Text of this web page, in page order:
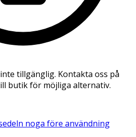
tillgänglig. Kontakta oss på
butik för möjliga alternativ.
noga före användning